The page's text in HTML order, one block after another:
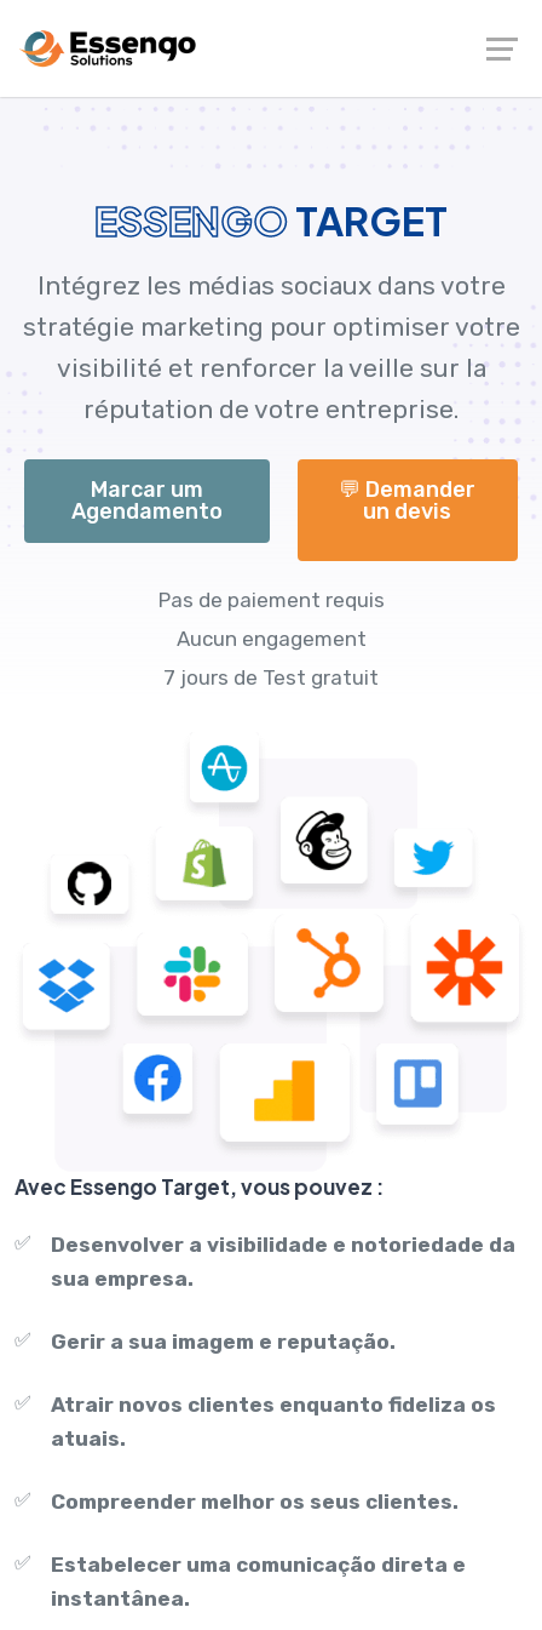
ESSENGOTARGET
Intégrez les médias sociaux dans votre
stratégie marketing pour optimiser votre
visibilité et renforcer la veille sur la
réputation de votre entreprise.
Marcar um
Agendamento
💬 Demander
un devis
Pas de paiement requis
Aucun engagement
7 jours de Test gratuit
Avec Essengo Target, vous pouvez :
✅
Desenvolver a visibilidade e notoriedade da
sua empresa.
✅ Gerir a sua imagem e reputação.
✅
Atrair novos clientes enquanto fideliza os
atuais.
✅ Compreender melhor os seus clientes.
✅
Estabelecer uma comunicação direta e
instantânea.